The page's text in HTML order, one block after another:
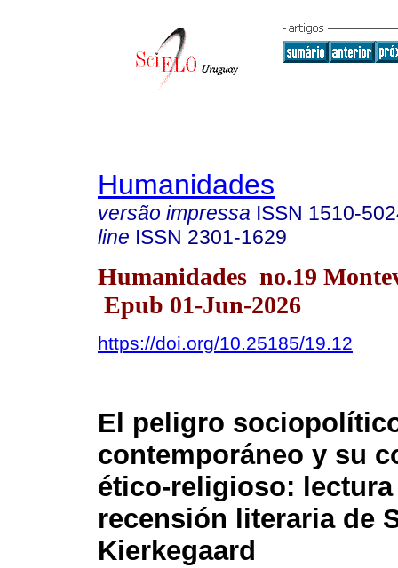
Humanidades
versão impressa ISSN 1510-
line ISSN 2301-1629
Humanidades no.19
Epub 01-Jun-2026
https://doi.org/10.25185/19.12
El peligro
contemporáneo y su
ético-religioso: lectura
recensión literaria de
Kierkegaard